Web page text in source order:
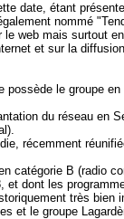
date, étant
nommé
web mais surtout
et sur la
le groupe
du réseau en
récemment
catégorie B (radio
et dont les
très bien
et le groupe